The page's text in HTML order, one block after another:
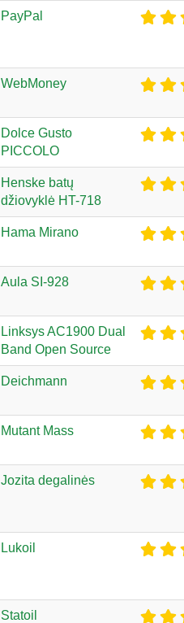
PayPal
WebMoney
Dolce Gusto
PICCOLO
Henske batų
džiovyklė HT-718
Hama Mirano
Aula SI-928
Linksys AC1900 Dual
Band Open Source
Deichmann
Mutant Mass
Jozita degalinės
Lukoil
Statoil